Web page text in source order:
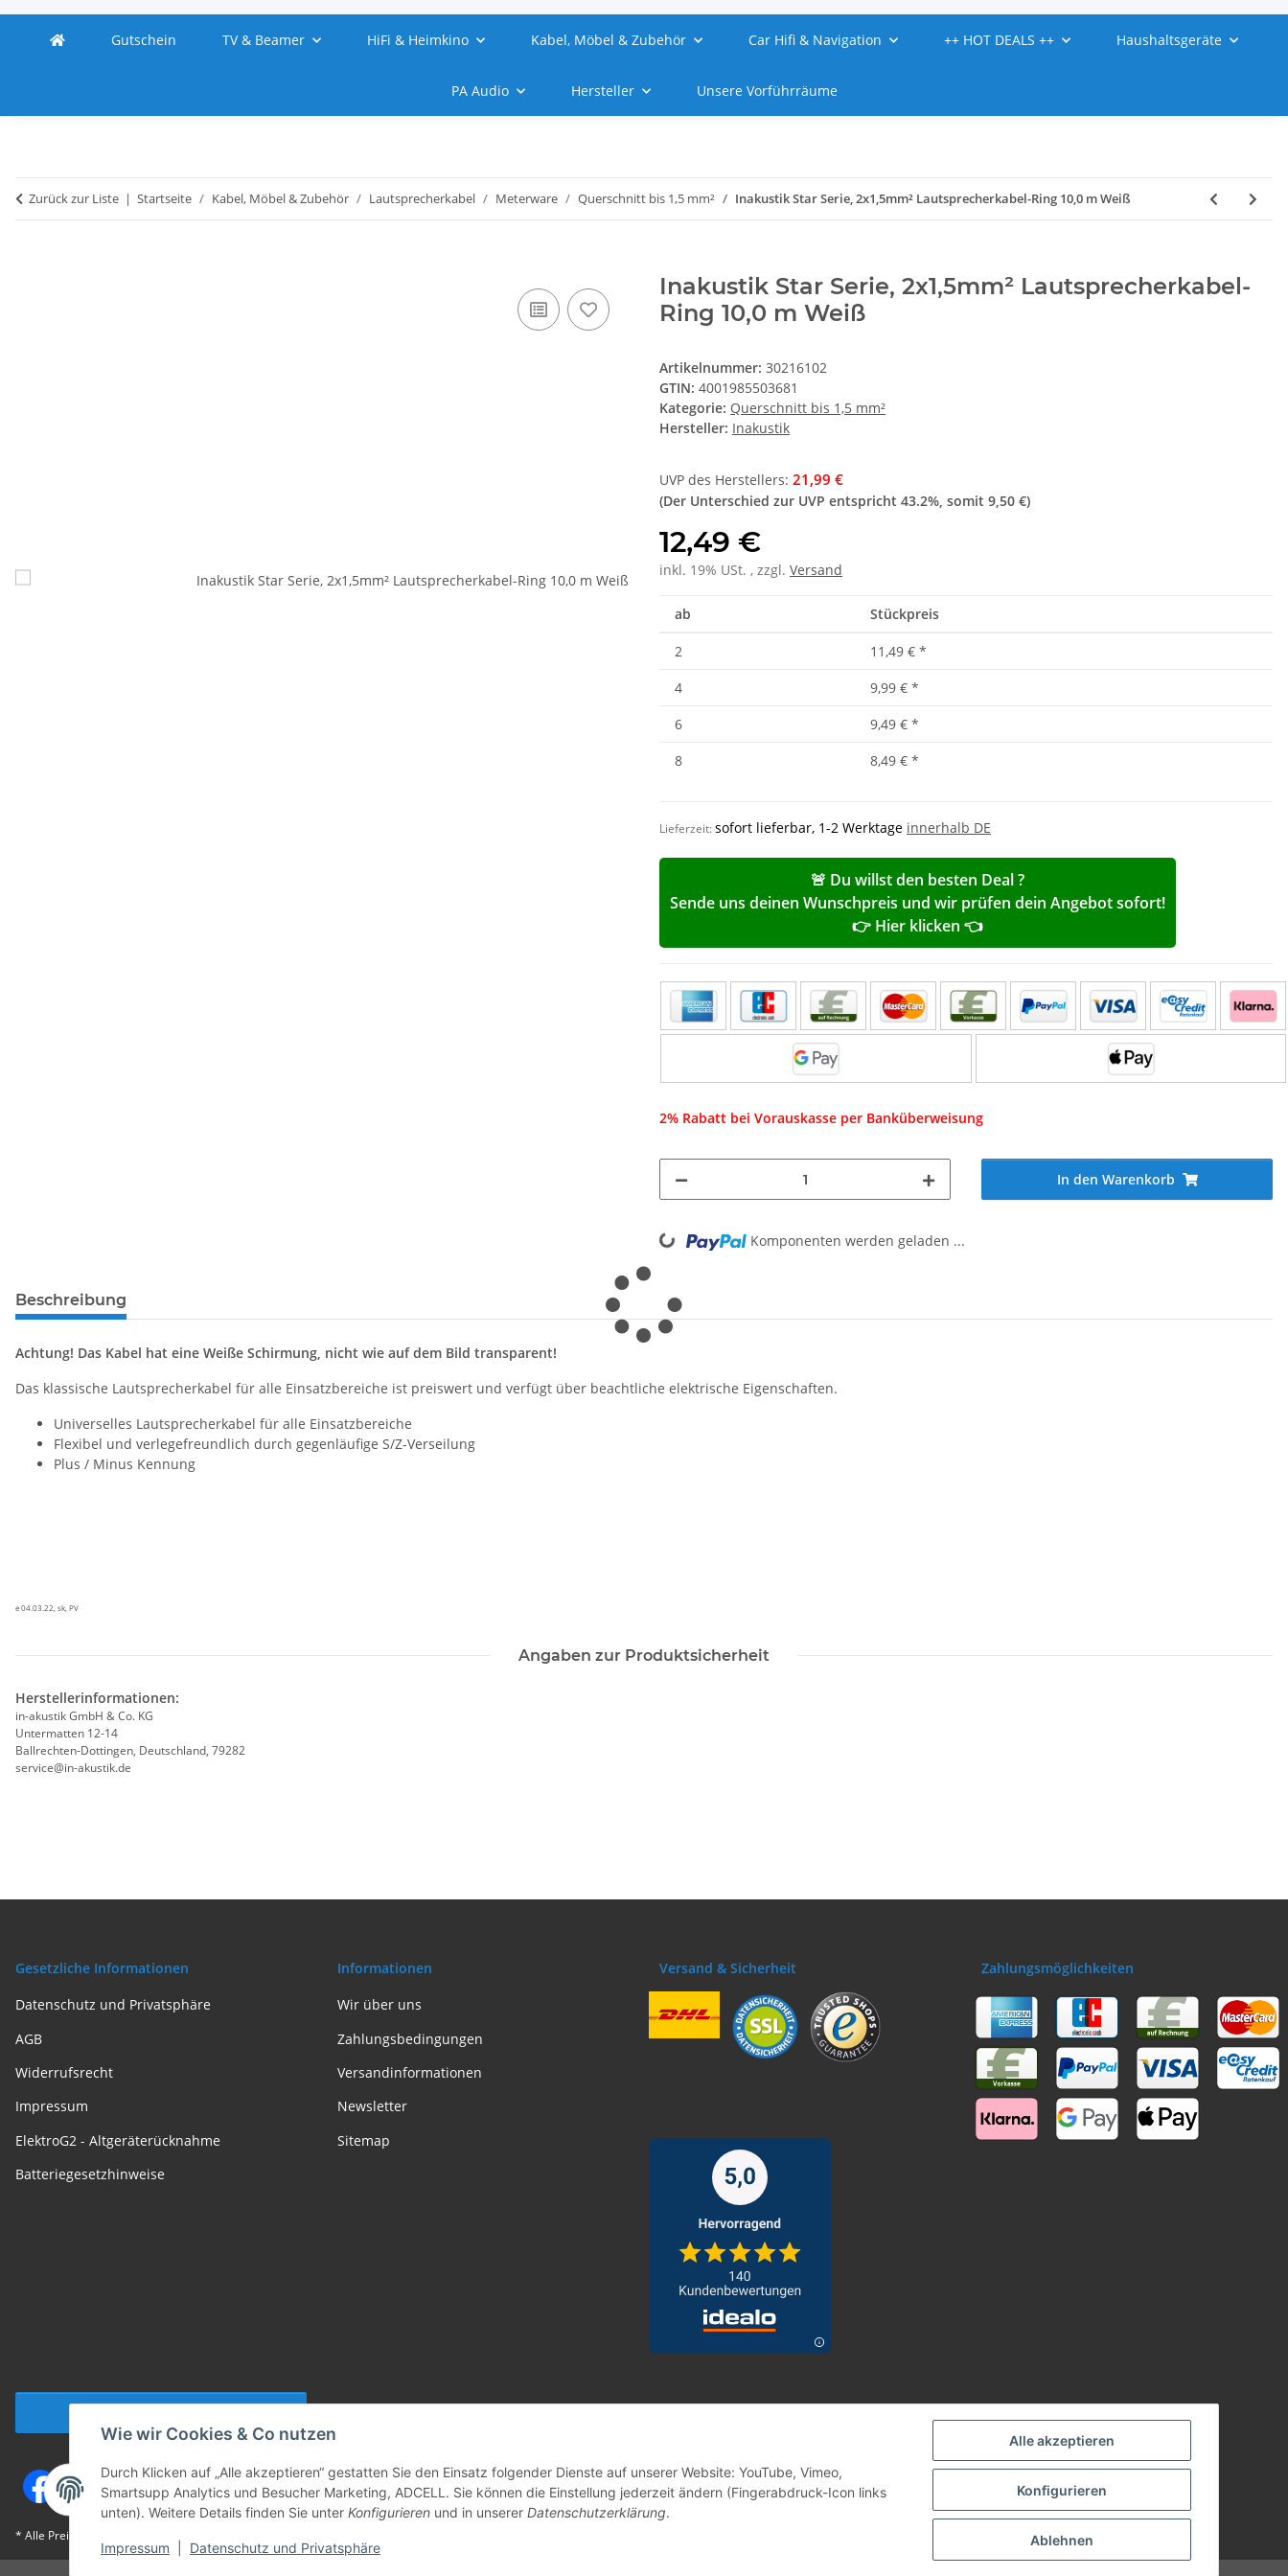
Alle akzeptieren
Konfigurieren
Ablehnen
Wie wir Cookies & Co nutzen
Durch Klicken auf „Alle akzeptieren“ gestatten Sie den Einsatz folgender Dienste auf unserer Website: YouTube, Vimeo,
Smartsupp Analytics und Besucher Marketing, ADCELL. Sie können die Einstellung jederzeit ändern (Fingerabdruck-Icon links
unten). Weitere Details finden Sie unter Konfigurieren und in unserer Datenschutzerklärung.
Impressum Datenschutz und Privatsphäre
Gutschein TV & Beamer HiFi & Heimkino Kabel, Möbel & Zubehör Car Hifi & Navigation ++ HOT DEALS ++ Haushaltsgeräte
PA Audio Hersteller Unsere Vorführräume
Zurück zur Liste Startseite Kabel, Möbel & Zubehör Lautsprecherkabel Meterware Querschnitt bis 1,5 mm² Inakustik Star Serie, 2x1,5mm² Lautsprecherkabel-Ring 10,0 m Weiß
Inakustik Star Serie, 2x1,5mm² Lautsprecherkabel-
Ring 10,0 m Weiß
Artikelnummer: 30216102
GTIN: 4001985503681
Kategorie: Querschnitt bis 1,5 mm²
Hersteller: Inakustik
UVP des Herstellers: 21,99 €
(Der Unterschied zur UVP entspricht 43.2%, somit 9,50 €)
12,49 €
inkl. 19% USt. , zzgl. Versand
ab Stückpreis
2 11,49 € *
4
9,99 € *
6
9,49 € *
8
8,49 € *
Lieferzeit:sofort lieferbar, 1-2 Werktage innerhalb DE
🚨 Du willst den besten Deal ?
Sende uns deinen Wunschpreis und wir prüfen dein Angebot sofort!
👉 Hier klicken 👈
2% Rabatt bei Vorauskasse per Banküberweisung
In den Warenkorb
Loading... Komponenten werden geladen ...
Beschreibung
Achtung! Das Kabel hat eine Weiße Schirmung, nicht wie auf dem Bild transparent!
Das klassische Lautsprecherkabel für alle Einsatzbereiche ist preiswert und verfügt über beachtliche elektrische Eigenschaften.
Universelles Lautsprecherkabel für alle Einsatzbereiche
Flexibel und verlegefreundlich durch gegenläufige S/Z-Verseilung
Plus / Minus Kennung
e 04.03.22, sk, PV
Angaben zur Produktsicherheit
Herstellerinformationen:
in-akustik GmbH & Co. KG
Untermatten 12-14
Ballrechten-Dottingen, Deutschland, 79282
service@in-akustik.de
Gesetzliche Informationen
Datenschutz und Privatsphäre
AGB
Widerrufsrecht
Impressum
ElektroG2 - Altgeräterücknahme
Batteriegesetzhinweise
Informationen
Wir über uns
Zahlungsbedingungen
Versandinformationen
Newsletter
Sitemap
Versand & Sicherheit Zahlungsmöglichkeiten
* Alle Preise inkl. gesetzlicher USt., zzgl.